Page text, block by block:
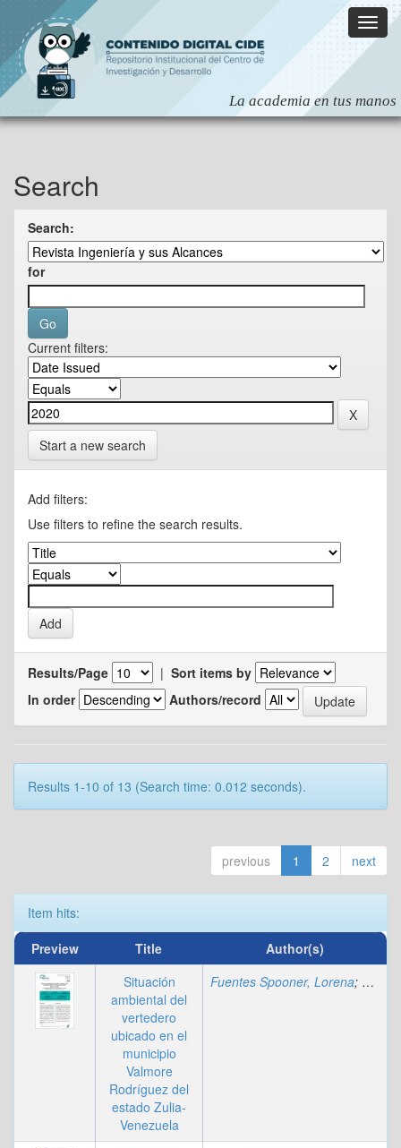
navigation
Search
Search:
for
Current filters:
Start a new search
Add filters:
Use filters to refine the search results.
Results/Page | Sort items by
In order
Authors/record
Results 1-10 of 13 (Search time: 0.012 seconds).
previous 1 2 next
Item hits:
Preview
Title
Author(s)
Situación
ambiental del
vertedero
ubicado en el
municipio
Valmore
Rodríguez del
estado Zulia-
Venezuela
Fuentes Spooner, Lorena; Salas,